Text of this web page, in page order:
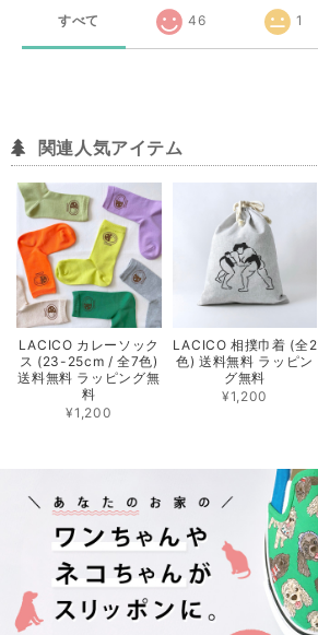
すべて 46 1
関連人気アイテム
LACICO カレーソック
ス (23-25cm / 全7色)
送料無料 ラッピング無
料
¥1,200
LACICO 相撲巾着 (全2
色) 送料無料 ラッピン
グ無料
¥1,200